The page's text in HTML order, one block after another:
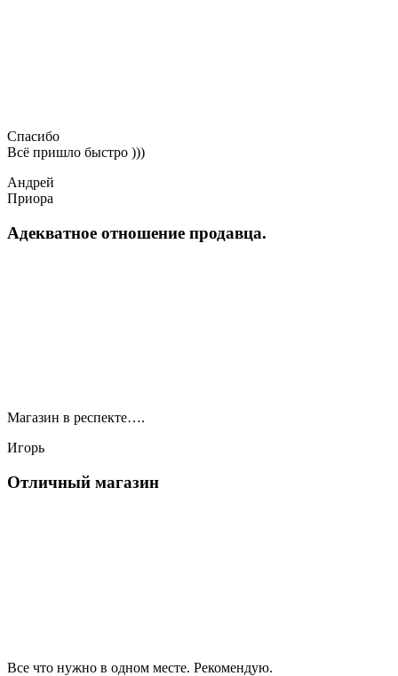
Спасибо
Всё пришло быстро )))
Андрей
Приора
Адекватное отношение продавца.
Магазин в респекте….
Игорь
Отличный магазин
Все что нужно в одном месте. Рекомендую.